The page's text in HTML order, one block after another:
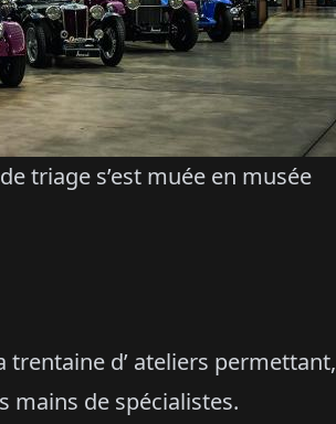
triage s’est muée en musée
trentaine d’ ateliers permettant,
mains de spécialistes.